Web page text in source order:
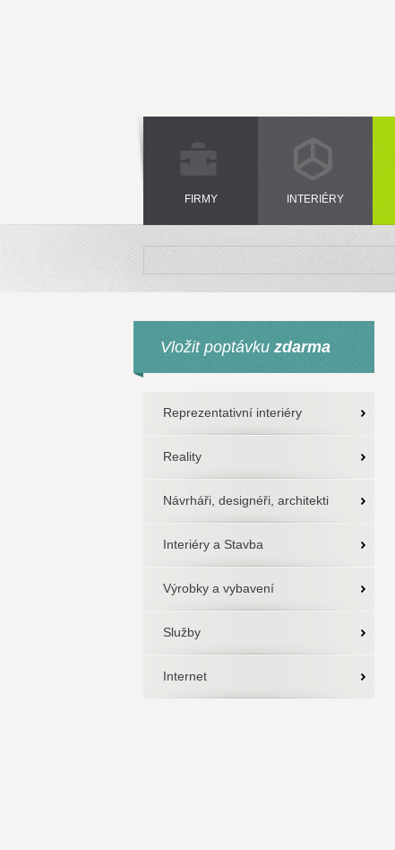
FIRMY INTERIÉRY
Vložit poptávku zdarma
Reprezentativní interiéry
Reality
Návrháři, designéři, architekti
Interiéry a Stavba
Výrobky a vybavení
Služby
Internet